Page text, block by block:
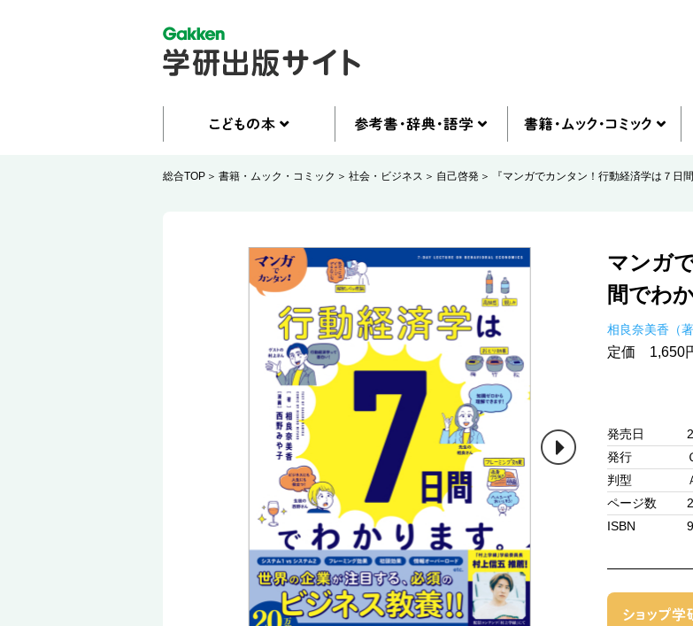
総合TOP 書籍・ムック・コミック 社会・ビジネス 自己啓発 『マンガでカンタン！行動経済学は７日
マンガ
間でわ
相良奈美香（著
定価 1,650
発売日
発行
判型
ページ数
ISBN